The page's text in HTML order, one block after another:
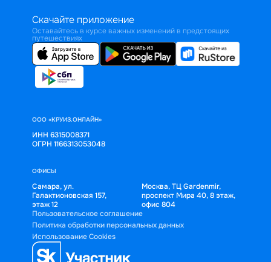
Скачайте приложение
Оставайтесь в курсе важных изменений в предстоящих
путешествиях
ООО «КРУИЗ.ОНЛАЙН»
ИНН 6315008371
ОГРН 1166313053048
ОФИСЫ
Самара, ул.
Галактионовская 157,
этаж 12
Москва, ТЦ Gardenmir,
проспект Мира 40, 8 этаж,
офис 804
Пользовательское соглашение
Политика обработки персональных данных
Использование Cookies